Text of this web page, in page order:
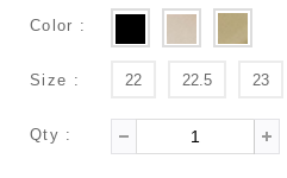
Color :
Size : 22 22.5 23
Qty :